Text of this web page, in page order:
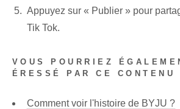
Appuyez sur « Publier » pour
Tik Tok.
VOUS POURRIEZ
ÉRESSÉ PAR CE CONTENU
Comment voir l'histoire de BYJU ?